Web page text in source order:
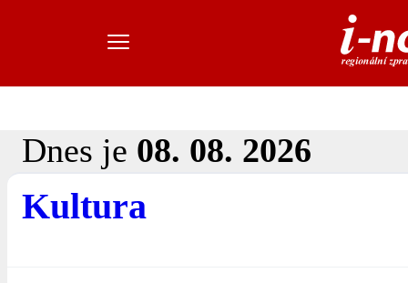
Dnes je 08. 08. 2026
Kultura